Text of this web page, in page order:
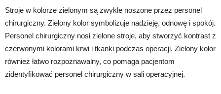
Stroje w kolorze zielonym są zwykle noszone przez personel
chirurgiczny. Zielony kolor symbolizuje nadzieję, odnowę i spokój.
Personel chirurgiczny nosi zielone stroje, aby stworzyć kontrast z
czerwonymi kolorami krwi i tkanki podczas operacji. Zielony kolor
również łatwo rozpoznawalny, co pomaga pacjentom
zidentyfikować personel chirurgiczny w sali operacyjnej.